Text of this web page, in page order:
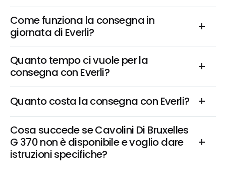
Come funziona la consegna in
giornata di Everli?
Quanto tempo ci vuole per la
consegna con Everli?
Quanto costa la consegna con Everli?
Cosa succede se Cavolini Di Bruxelles
G 370 non è disponibile e voglio dare
istruzioni specifiche?